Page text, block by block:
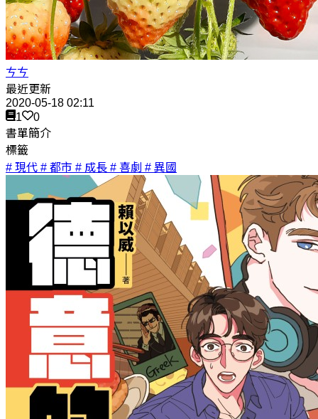
ㄘㄘ
最近更新
2020-05-18 02:11
1
0
書單簡介
標籤
# 現代 # 都市 # 成長 # 喜劇 # 異國